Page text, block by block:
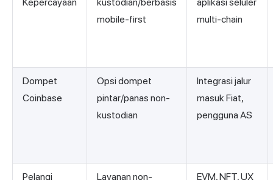
mobile-first
multi-chain
Dompet
Coinbase
Opsi dompet
pintar/panas non-
kustodian
Integrasi jalur
masuk Fiat,
pengguna AS
Pelangi
Layanan non-
EVM, NFT, UX